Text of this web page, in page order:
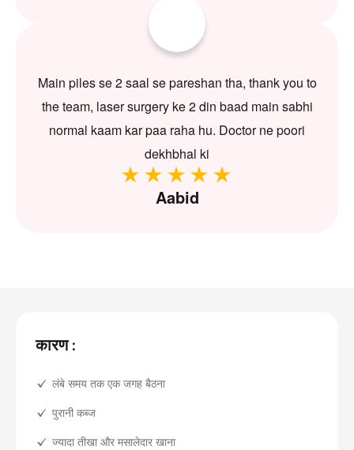
Main piles se 2 saal se pareshan tha, thank you to
the team, laser surgery ke 2 din baad main sabhi
normal kaam kar paa raha hu. Doctor ne poori
dekhbhal ki
Aabid
कारण :
लंबे समय तक एक जगह बैठना
पुरानी कब्ज
ज्यादा तीखा और मसालेदार खाना